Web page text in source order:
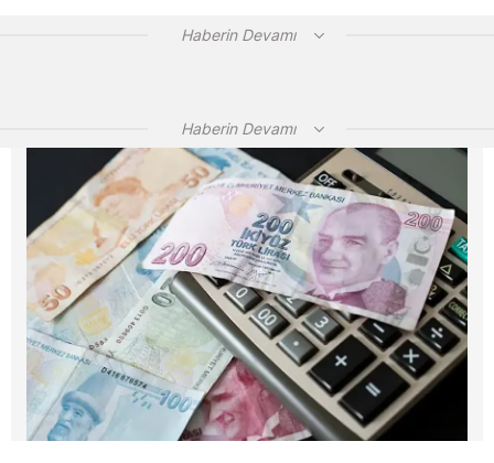
Haberin Devamı
Haberin Devamı